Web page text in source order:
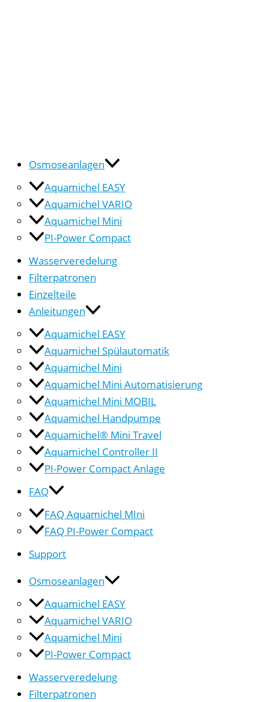
Osmoseanlagen
Aquamichel EASY
Aquamichel VARIO
Aquamichel Mini
PI-Power Compact
Wasserveredelung
Filterpatronen
Einzelteile
Anleitungen
Aquamichel EASY
Aquamichel Spülautomatik
Aquamichel Mini
Aquamichel Mini Automatisierung
Aquamichel Mini MOBIL
Aquamichel Handpumpe
Aquamichel® Mini Travel
Aquamichel Controller II
PI-Power Compact Anlage
FAQ
FAQ Aquamichel MIni
FAQ PI-Power Compact
Support
Osmoseanlagen
Aquamichel EASY
Aquamichel VARIO
Aquamichel Mini
PI-Power Compact
Wasserveredelung
Filterpatronen